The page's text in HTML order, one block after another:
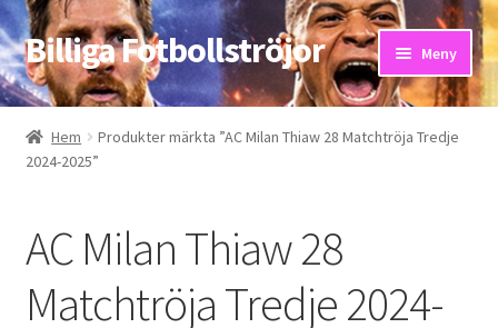
Hoppa
till
navigering
Hoppa
till
innehåll
Billiga Fotbollströjor Meny
Hem
Bloggar
Hem
Produkter märkta ”AC Milan Thiaw 28 Matchtröja Tredje
2024-2025”
AC Milan Thiaw 28
Matchtröja Tredje 2024-